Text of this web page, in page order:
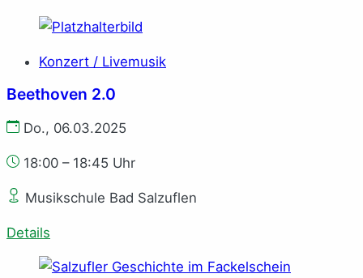
Konzert / Livemusik
Beethoven 2.0
Do., 06.03.2025
18:00 – 18:45 Uhr
Musikschule Bad Salzuflen
Details